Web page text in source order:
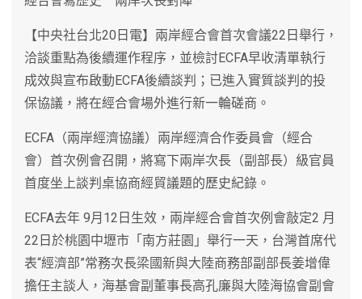
【中央社台北20日電】兩岸經合會首次會議22日舉行，
洽談重點為後續運作程序，並檢討ECFA早收清單執行
成效與宣布啟動ECFA後續談判；已進入實質談判的投
保協議，將在經合會場外進行新一輪磋商。
ECFA（兩岸經濟協議）兩岸經濟合作委員會（經合
會）首次例會召開，將寫下兩岸次長（副部長）級官員
首度坐上談判桌協商經貿議題的歷史紀錄。
ECFA去年 9月12日生效，兩岸經合會首次例會敲定2 月
22日於桃園中壢市「南方莊園」舉行一天，台灣首席代
表“經濟部”常務次長梁國新與大陸商務部副部長姜增偉
擔任主談人，海基會副董事長高孔廉與大陸海協會副會